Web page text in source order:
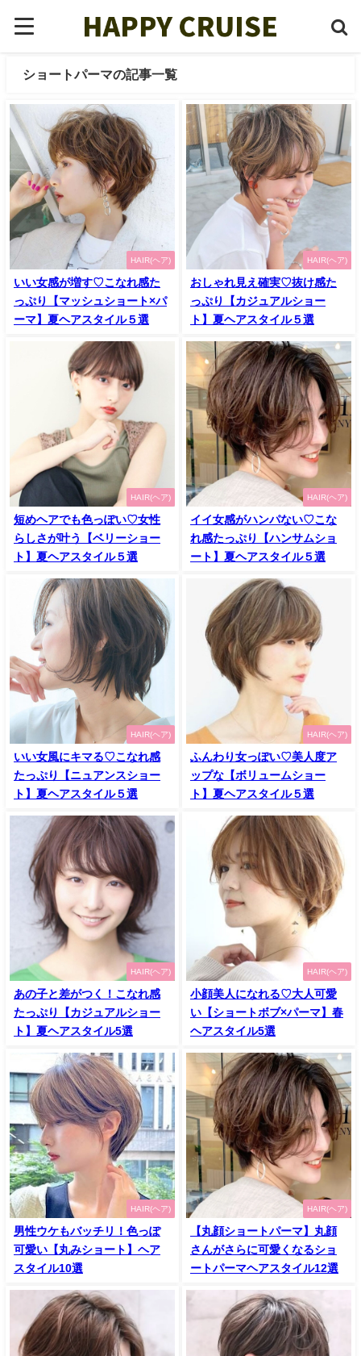
ショートパーマの記事一覧
HAIR(ヘア)
いい女感が増す♡こなれ感た
っぷり【マッシュショート×パ
ーマ】夏ヘアスタイル５選
HAIR(ヘア)
おしゃれ見え確実♡抜け感た
っぷり【カジュアルショー
ト】夏ヘアスタイル５選
HAIR(ヘア)
短めヘアでも色っぽい♡女性
らしさが叶う【ベリーショー
ト】夏ヘアスタイル５選
HAIR(ヘア)
イイ女感がハンパない♡こな
れ感たっぷり【ハンサムショ
ート】夏ヘアスタイル５選
HAIR(ヘア)
いい女風にキマる♡こなれ感
たっぷり【ニュアンスショー
ト】夏ヘアスタイル５選
HAIR(ヘア)
ふんわり女っぽい♡美人度ア
ップな【ボリュームショー
ト】夏ヘアスタイル５選
HAIR(ヘア)
あの子と差がつく！こなれ感
たっぷり【カジュアルショー
ト】夏ヘアスタイル5選
HAIR(ヘア)
小顔美人になれる♡大人可愛
い【ショートボブ×パーマ】春
ヘアスタイル5選
HAIR(ヘア)
男性ウケもバッチリ！色っぽ
可愛い【丸みショート】ヘア
スタイル10選
HAIR(ヘア)
【丸顔ショートパーマ】丸顔
さんがさらに可愛くなるショ
ートパーマヘアスタイル12選